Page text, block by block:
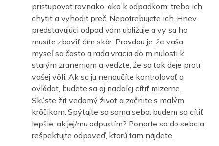
pristupovať rovnako, ako k odpadkom: treba ich
chytiť a vyhodiť preč. Nepotrebujete ich. Hnev
predstavujúci odpad vám ubližuje a vy sa ho
musíte zbaviť čím skôr. Pravdou je, že vaša
myseľ sa často a rada vracia do minulosti k
starým zraneniam a vedzte, že sa tak deje proti
vašej vôli. Ak sa ju nenaučíte kontrolovať a
ovládať, budete sa aj naďalej cítiť mizerne.
Skúste žiť vedomý život a začnite s malým
krôčikom. Spýtajte sa sama seba: budem sa cítiť
lepšie, ak jej/mu odpustím? Ponorte sa do seba a
rešpektujte odpoveď, ktorú tam nájdete.